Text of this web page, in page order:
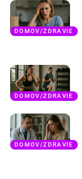
DOMOV/ZDRAVIE
DOMOV/ZDRAVIE
DOMOV/ZDRAVIE